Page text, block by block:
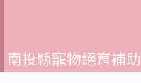
南投縣寵物絕育補助